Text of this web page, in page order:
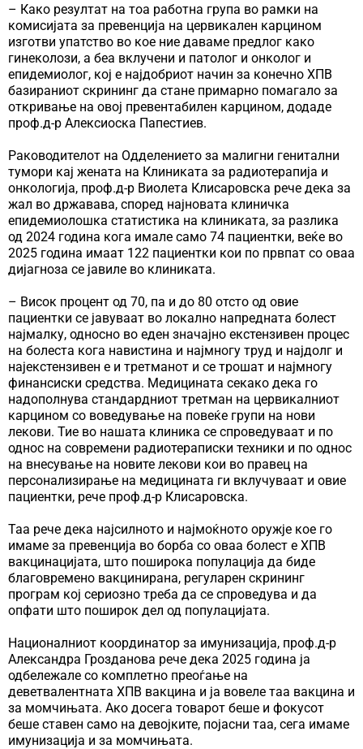
– Како резултат на тоа работна група во рамки на
комисијата за превенција на цервикален карцином
изготви упатство во кое ние даваме предлог како
гинеколози, а беа вклучени и патолог и онколог и
епидемиолог, кој е најдобриот начин за конечно ХПВ
базираниот скрининг да стане примарно помагало за
откривање на овој превентабилен карцином, додаде
проф.д-р Алексиоска Папестиев.
Раководителот на Одделението за малигни генитални
тумори кај жената на Клиниката за радиотерапија и
онкологија, проф.д-р Виолета Клисаровска рече дека за
жал во државава, според најновата клиничка
епидемиолошка статистика на клиниката, за разлика
од 2024 година кога имале само 74 пациентки, веќе во
2025 година имаат 122 пациентки кои по првпат со оваа
дијагноза се јавиле во клиниката.
– Висок процент од 70, па и до 80 отсто од овие
пациентки се јавуваат во локално напредната болест
најмалку, односно во еден значајно екстензивен процес
на болеста кога навистина и најмногу труд и најдолг и
најекстензивен е и третманот и се трошат и најмногу
финансиски средства. Медицината секако дека го
надополнува стандардниот третман на цервикалниот
карцином со воведување на повеќе групи на нови
лекови. Тие во нашата клиника се спроведуваат и по
однос на современи радиотераписки техники и по однос
на внесување на новите лекови кои во правец на
персонализирање на медицината ги вклучуваат и овие
пациентки, рече проф.д-р Клисаровска.
Таа рече дека најсилното и најмоќното оружје кое го
имаме за превенција во борба со оваа болест е ХПВ
вакцинацијата, што поширока популација да биде
благовремено вакцинирана, регуларен скрининг
програм кој сериозно треба да се спроведува и да
опфати што поширок дел од популацијата.
Националниот координатор за имунизација, проф.д-р
Александра Грозданова рече дека 2025 година ја
одбележале со комплетно преоѓање на
деветвалентната ХПВ вакцина и ја вовеле таа вакцина и
за момчињата. Ако досега товарот беше и фокусот
беше ставен само на девојките, појасни таа, сега имаме
имунизација и за момчињата.